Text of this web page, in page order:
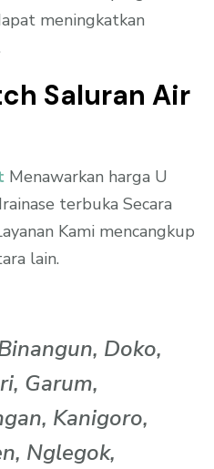
meningkatkan
Saluran Air
Menawarkan harga U
terbuka Secara
Kami mencangkup
lain.
Doko,
Garum,
Kanigoro,
Nglegok,